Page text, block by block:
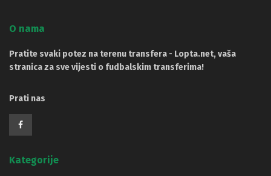
O nama
Pratite svaki potez na terenu transfera - Lopta.net, vaša
stranica za sve vijesti o fudbalskim transferima!
Prati nas
Kategorije